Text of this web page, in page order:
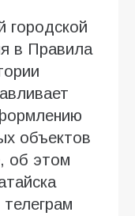
городской
в Правила
объектов
об этом